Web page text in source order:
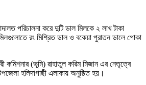
পরিচালনা করে দুটি ডাল মিলকে ২ লাখ টাকা
রং মিশ্রিত ডাল ও বকেয়া পুরাতন ডালে পোকা
কমিশনার (ভূমি) রাহাতুল করিম মিজান এর নেতৃত্বে
হলিদাগাছী এলাকায় অনুষ্ঠিত হয়।